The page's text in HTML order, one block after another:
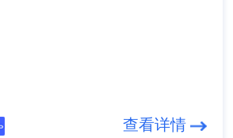
查看详情